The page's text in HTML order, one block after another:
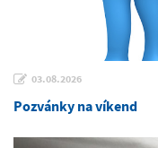
03.08.2026
Pozvánky na víkend